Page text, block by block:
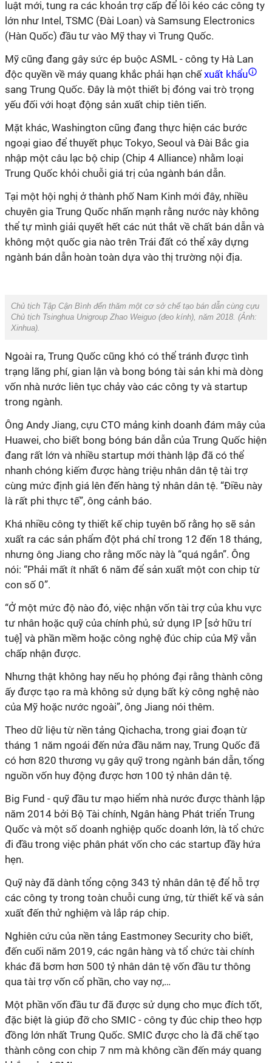
luật mới, tung ra các khoản trợ cấp để lôi kéo các công ty
lớn như Intel, TSMC (Đài Loan) và Samsung Electronics
(Hàn Quốc) đầu tư vào Mỹ thay vì Trung Quốc.
Mỹ cũng đang gây sức ép buộc ASML - công ty Hà Lan
độc quyền về máy quang khắc phải hạn chếxuất khẩu
sang Trung Quốc. Đây là một thiết bị đóng vai trò trọng
yếu đối với hoạt động sản xuất chip tiên tiến.
Mặt khác, Washington cũng đang thực hiện các bước
ngoại giao để thuyết phục Tokyo, Seoul và Đài Bắc gia
nhập một câu lạc bộ chip (Chip 4 Alliance) nhằm loại
Trung Quốc khỏi chuỗi giá trị của ngành bán dẫn.
Tại một hội nghị ở thành phố Nam Kinh mới đây, nhiều
chuyên gia Trung Quốc nhấn mạnh rằng nước này không
thể tự mình giải quyết hết các nút thắt về chất bán dẫn và
không một quốc gia nào trên Trái đất có thể xây dựng
ngành bán dẫn hoàn toàn dựa vào thị trường nội địa.
Chủ tịch Tập Cận Bình đến thăm một cơ sở chế tạo bán dẫn cùng cựu
Chủ tịch Tsinghua Unigroup Zhao Weiguo (đeo kính), năm 2018. (Ảnh:
Xinhua).
Ngoài ra, Trung Quốc cũng khó có thể tránh được tình
trạng lãng phí, gian lận và bong bóng tài sản khi mà dòng
vốn nhà nước liên tục chảy vào các công ty và startup
trong ngành.
Ông Andy Jiang, cựu CTO mảng kinh doanh đám mây của
Huawei, cho biết bong bóng bán dẫn của Trung Quốc hiện
đang rất lớn và nhiều startup mới thành lập đã có thể
nhanh chóng kiếm được hàng triệu nhân dân tệ tài trợ
cùng mức định giá lên đến hàng tỷ nhân dân tệ. “Điều này
là rất phi thực tế”, ông cảnh báo.
Khá nhiều công ty thiết kế chip tuyên bố rằng họ sẽ sản
xuất ra các sản phẩm đột phá chỉ trong 12 đến 18 tháng,
nhưng ông Jiang cho rằng mốc này là “quá ngắn”. Ông
nói: “Phải mất ít nhất 6 năm để sản xuất một con chip từ
con số 0”.
“Ở một mức độ nào đó, việc nhận vốn tài trợ của khu vực
tư nhân hoặc quỹ của chính phủ, sử dụng IP [sở hữu trí
tuệ] và phần mềm hoặc công nghệ đúc chip của Mỹ vẫn
chấp nhận được.
Nhưng thật không hay nếu họ phóng đại rằng thành công
ấy được tạo ra mà không sử dụng bất kỳ công nghệ nào
của Mỹ hoặc nước ngoài”, ông Jiang nói thêm.
Theo dữ liệu từ nền tảng Qichacha, trong giai đoạn từ
tháng 1 năm ngoái đến nửa đầu năm nay, Trung Quốc đã
có hơn 820 thương vụ gây quỹ trong ngành bán dẫn, tổng
nguồn vốn huy động được hơn 100 tỷ nhân dân tệ.
Big Fund - quỹ đầu tư mạo hiểm nhà nước được thành lập
năm 2014 bởi Bộ Tài chính, Ngân hàng Phát triển Trung
Quốc và một số doanh nghiệp quốc doanh lớn, là tổ chức
đi đầu trong việc phân phát vốn cho các startup đầy hứa
hẹn.
Quỹ này đã dành tổng cộng 343 tỷ nhân dân tệ để hỗ trợ
các công ty trong toàn chuỗi cung ứng, từ thiết kế và sản
xuất đến thử nghiệm và lắp ráp chip.
Nghiên cứu của nền tảng Eastmoney Security cho biết,
đến cuối năm 2019, các ngân hàng và tổ chức tài chính
khác đã bơm hơn 500 tỷ nhân dân tệ vốn đầu tư thông
qua tài trợ vốn cổ phần, cho vay nợ,…
Một phần vốn đầu tư đã được sử dụng cho mục đích tốt,
đặc biệt là giúp đỡ cho SMIC - công ty đúc chip theo hợp
đồng lớn nhất Trung Quốc. SMIC được cho là đã chế tạo
thành công con chip 7 nm mà không cần đến máy quang